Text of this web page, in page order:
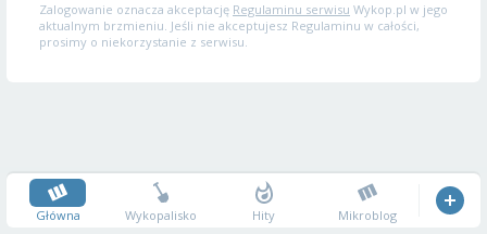
Zalogowanie oznacza akceptację Regulaminu serwisu Wykop.pl w jego
aktualnym brzmieniu. Jeśli nie akceptujesz Regulaminu w całości,
prosimy o niekorzystanie z serwisu.
Główna Wykopalisko Hity Mikroblog